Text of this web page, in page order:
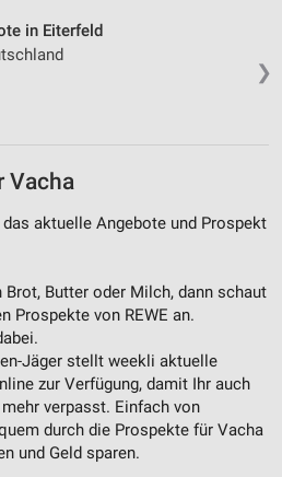
❯
in Eiterfeld
Vacha
aktuelle Angebote und Prospekt
Brot, Butter oder Milch, dann schaut
Prospekte von REWE an.
Jäger stellt weekli aktuelle
zur Verfügung, damit Ihr auch
verpasst. Einfach von
durch die Prospekte für Vacha
und Geld sparen.